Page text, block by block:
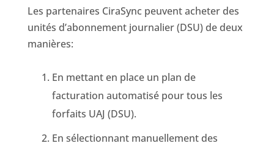
Les partenaires CiraSync peuvent acheter des
unités d’abonnement journalier (DSU) de deux
manières:
En mettant en place un plan de
facturation automatisé pour tous les
forfaits UAJ (DSU).
En sélectionnant manuellement des